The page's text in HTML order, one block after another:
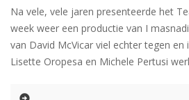
Na vele, vele jaren presenteerde het
week weer een productie van I
van David McVicar viel echter tegen en
Lisette Oropesa en Michele Pertusi